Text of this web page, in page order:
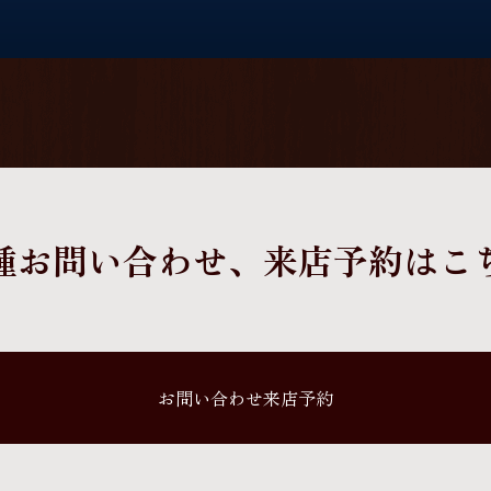
お問い合わせ、 来店予約はこ
お問い合わせ来店予約